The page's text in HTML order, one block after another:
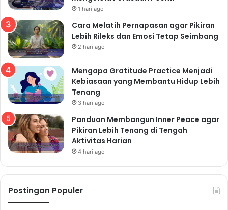
1 hari ago
Cara Melatih Pernapasan agar Pikiran
Lebih Rileks dan Emosi Tetap Seimbang
2 hari ago
Mengapa Gratitude Practice Menjadi
Kebiasaan yang Membantu Hidup Lebih
Tenang
3 hari ago
Panduan Membangun Inner Peace agar
Pikiran Lebih Tenang di Tengah
Aktivitas Harian
4 hari ago
Postingan Populer